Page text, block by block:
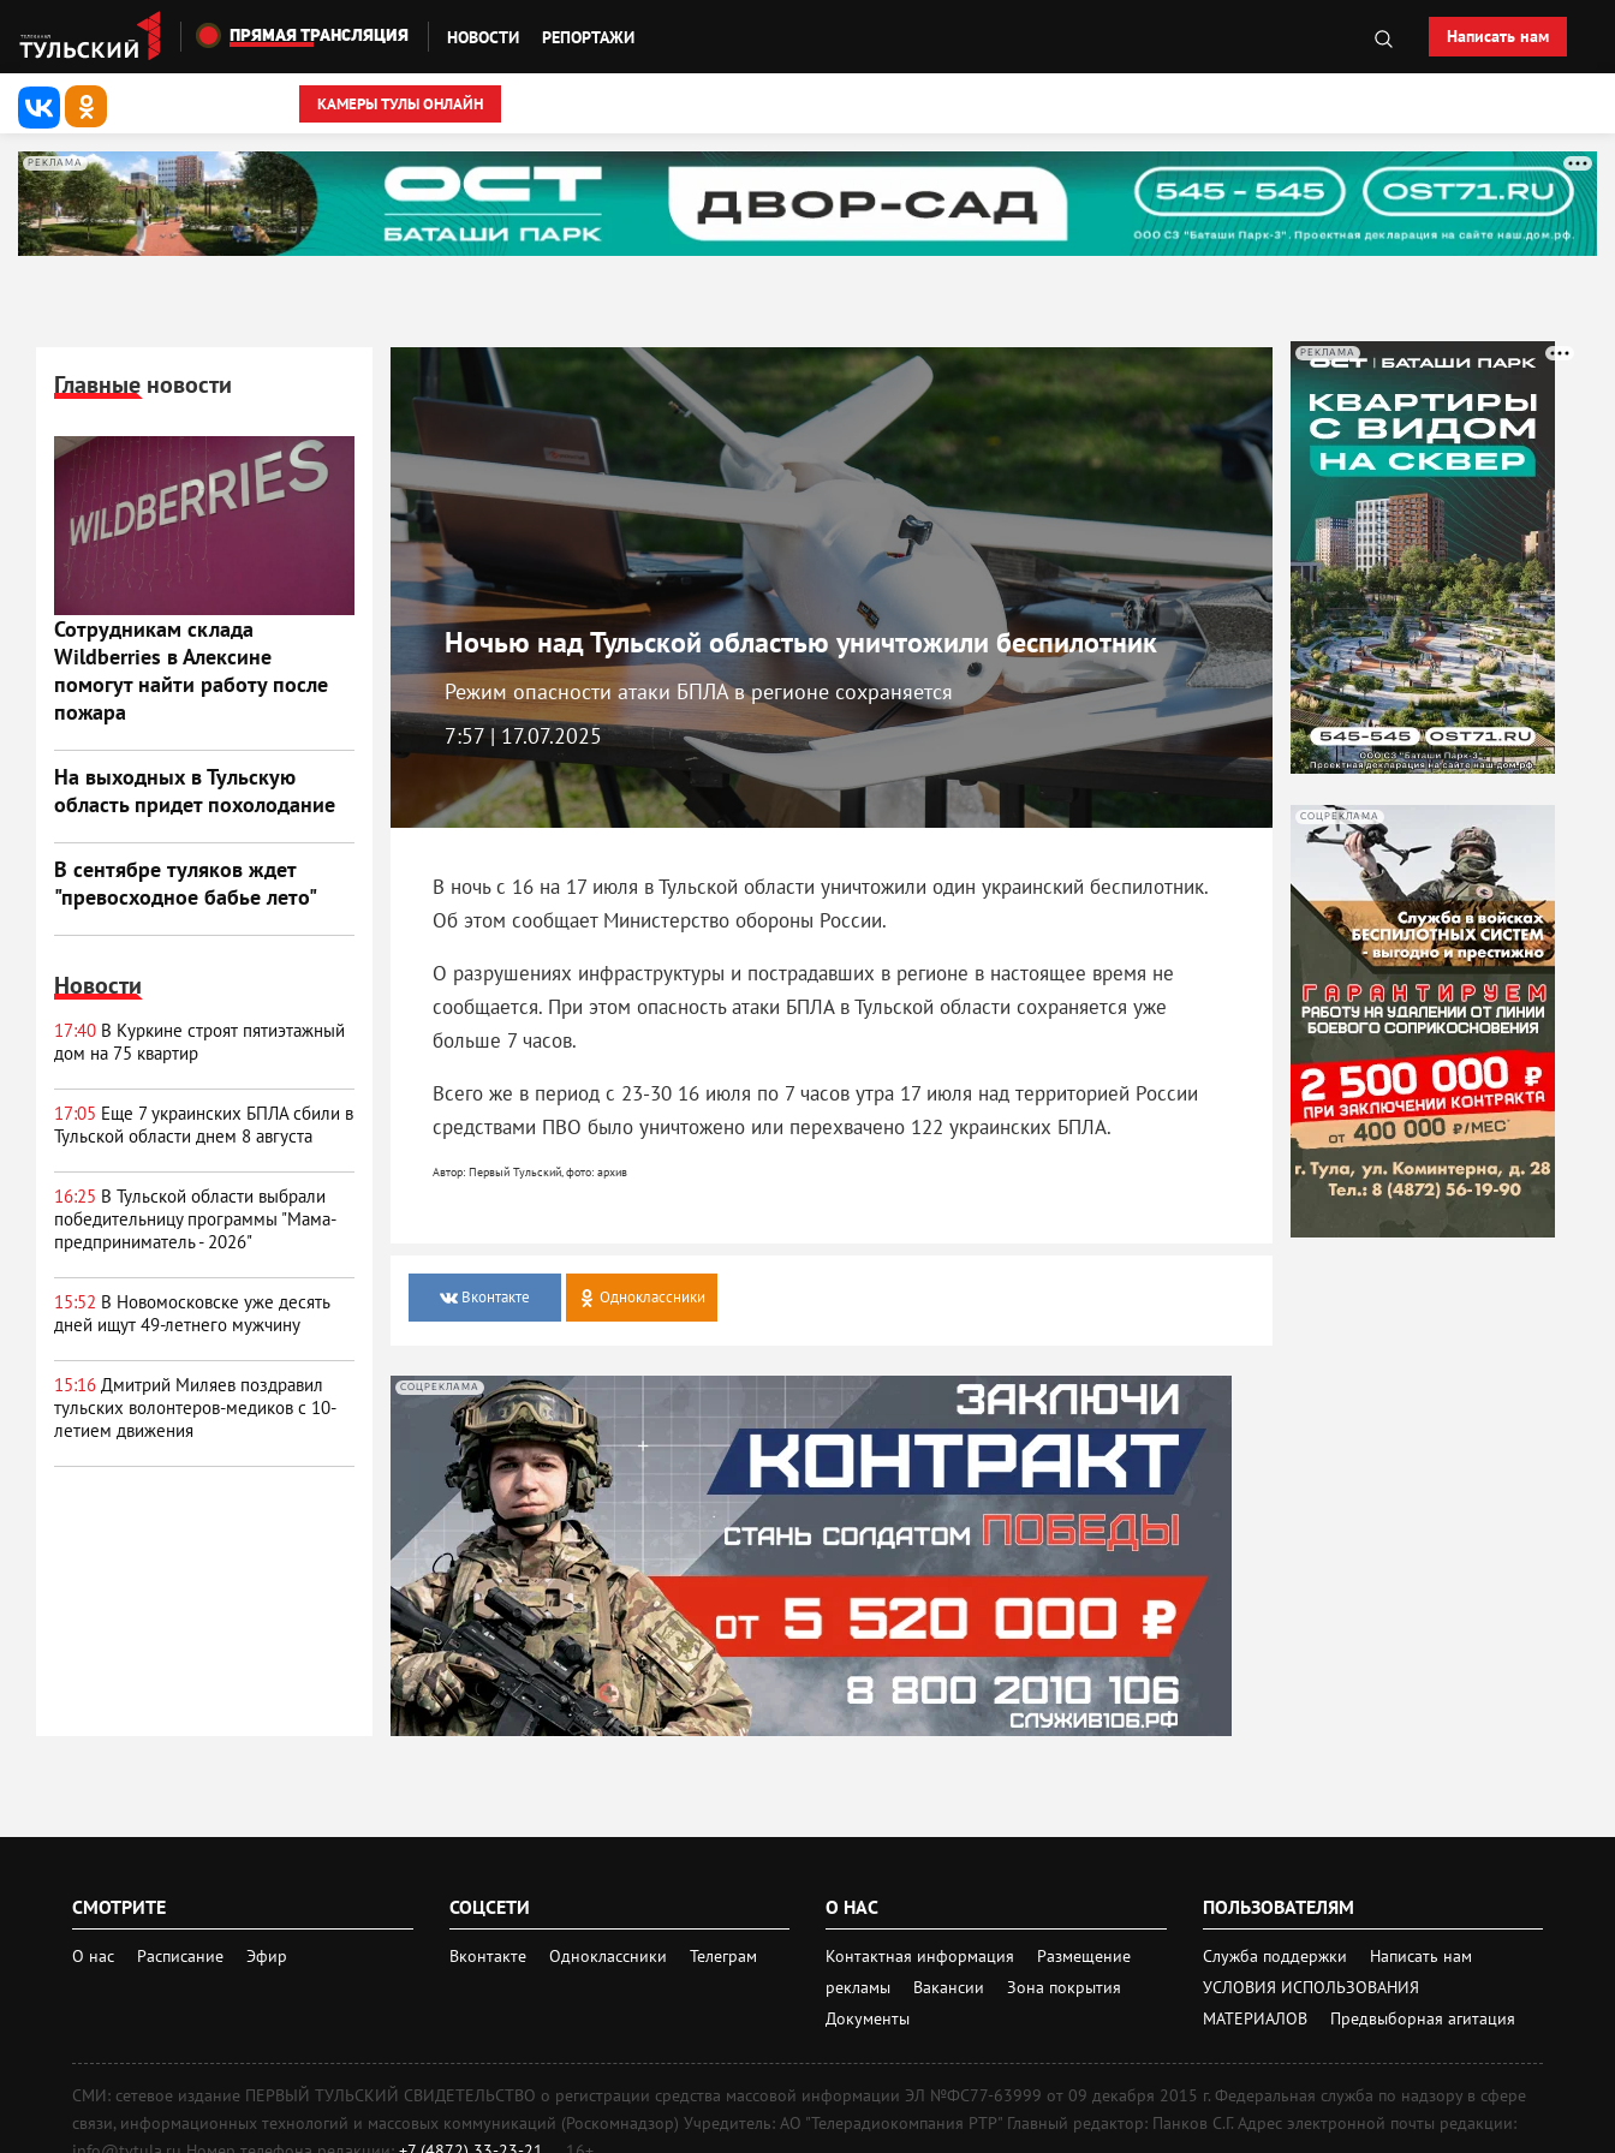
Перейти к основному содержанию
ПРЯМАЯ ТРАНСЛЯЦИЯ НОВОСТИ РЕПОРТАЖИ Написать нам
КАМЕРЫ ТУЛЫ ОНЛАЙН
РЕКЛАМА
Главные новости
Сотрудникам склада
Wildberries в Алексине
помогут найти работу после
пожара
На выходных в Тульскую
область придет похолодание
В сентябре туляков ждет
"превосходное бабье лето"
Новости
17:40 В Куркине строят пятиэтажный
дом на 75 квартир
17:05 Еще 7 украинских БПЛА сбили в
Тульской области днем 8 августа
16:25 В Тульской области выбрали
победительницу программы "Мама-
предприниматель - 2026"
15:52 В Новомосковске уже десять
дней ищут 49-летнего мужчину
15:16 Дмитрий Миляев поздравил
тульских волонтеров-медиков с 10-
летием движения
Ночью над Тульской областью уничтожили беспилотник
Режим опасности атаки БПЛА в регионе сохраняется
7:57 | 17.07.2025
В ночь с 16 на 17 июля в Тульской области уничтожили один украинский беспилотник.
Об этом сообщает Министерство обороны России.
О разрушениях инфраструктуры и пострадавших в регионе в настоящее время не
сообщается. При этом опасность атаки БПЛА в Тульской области сохраняется уже
больше 7 часов.
Всего же в период с 23-30 16 июля по 7 часов утра 17 июля над территорией России
средствами ПВО было уничтожено или перехвачено 122 украинских БПЛА.
Автор: Первый Тульский, фото: архив
Вконтакте Одноклассники
СОЦРЕКЛАМА
РЕКЛАМА
СОЦРЕКЛАМА
СМОТРИТЕ
О нас Расписание Эфир
СОЦСЕТИ
Вконтакте Одноклассники Телеграм
О НАС
Контактная информация
Размещение
рекламы
Вакансии
Зона покрытия
Документы
ПОЛЬЗОВАТЕЛЯМ
Служба поддержки
Написать нам
УСЛОВИЯ ИСПОЛЬЗОВАНИЯ
МАТЕРИАЛОВ
Предвыборная агитация
СМИ: сетевое издание ПЕРВЫЙ ТУЛЬСКИЙ СВИДЕТЕЛЬСТВО о регистрации средства массовой информации ЭЛ №ФС77-63999 от 09 декабря 2015 г. Федеральная служба по надзору в сфере
связи, информационных технологий и массовых коммуникаций (Роскомнадзор) Учредитель: АО "Телерадиокомпания РТР" Главный редактор: Панков С.Г. Адрес электронной почты редакции: